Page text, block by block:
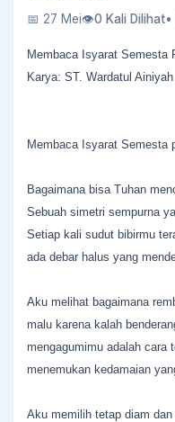
📅 27 Mei👁0 Kali Dilihat
Membaca Isyarat Semesta
Karya: ST. Wardatul Ainiyah
​Membaca Isyarat Semesta
​Bagaimana bisa Tuhan
Sebuah simetri sempurna
Setiap kali sudut bibirmu
ada debar halus yang
​Aku melihat bagaimana
malu karena kalah
mengagumimu adalah cara
menemukan kedamaian
​Aku memilih tetap diam